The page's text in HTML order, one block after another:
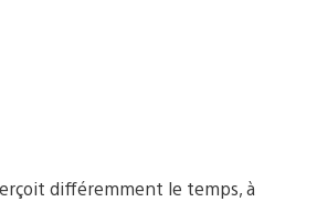
différemment le temps, à